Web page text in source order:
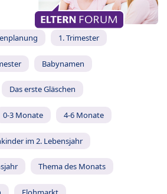
1. Trimester
Babynamen
Das erste Gläschen
0-3 Monate 4-6 Monate
im 2. Lebensjahr
Thema des Monats